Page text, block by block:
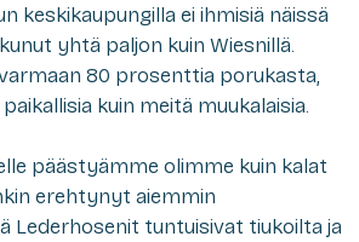
keskikaupungilla ei ihmisiä näissä
yhtä paljon kuin Wiesnillä.
80 prosenttia porukasta,
kuin meitä muukalaisia.
päästyämme olimme kuin kalat
erehtynyt aiemmin
Lederhosenit tuntuisivat tiukoilta ja